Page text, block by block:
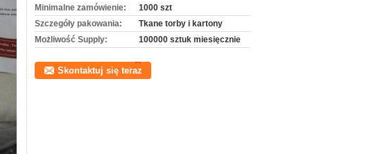
Minimalne zamówienie:
1000 szt
Szczegóły pakowania:
Tkane torby i kartony
Możliwość Supply:
100000 sztuk miesięcznie
Skontaktuj się teraz